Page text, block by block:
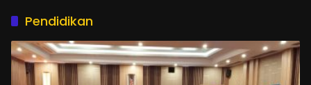
Pendidikan